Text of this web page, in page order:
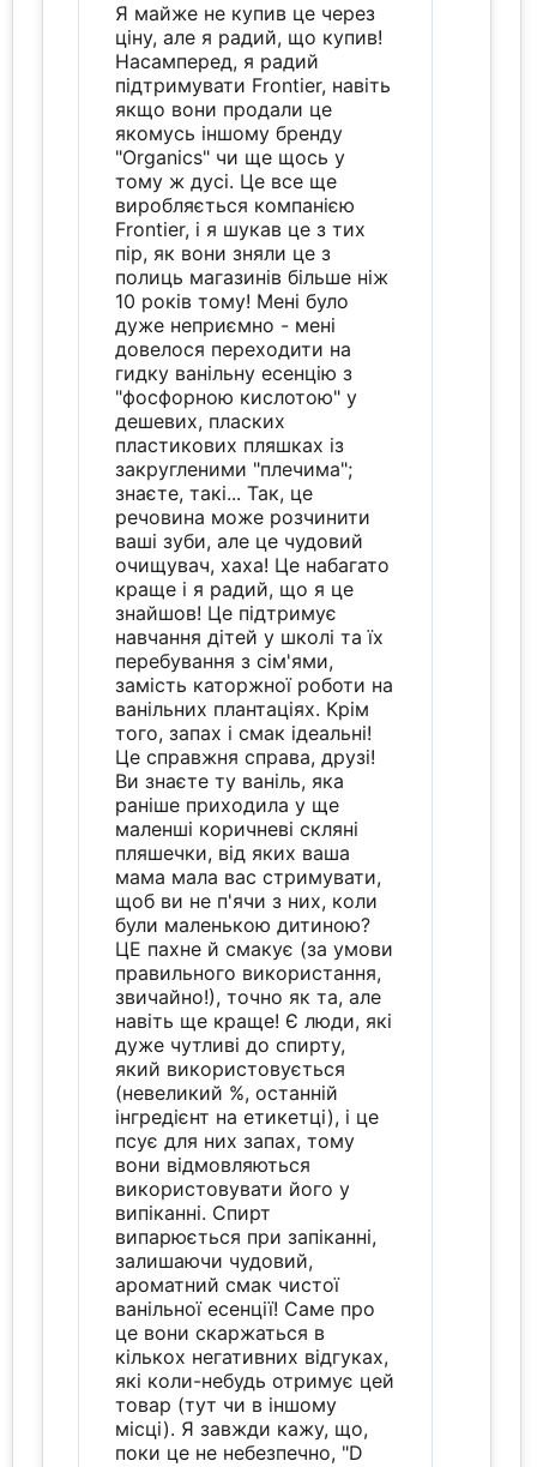
Я майже не купив це через
ціну, але я радий, що купив!
Насамперед, я радий
підтримувати Frontier, навіть
якщо вони продали це
якомусь іншому бренду
"Organics" чи ще щось у
тому ж дусі. Це все ще
виробляється компанією
Frontier, і я шукав це з тих
пір, як вони зняли це з
полиць магазинів більше ніж
10 років тому! Мені було
дуже неприємно - мені
довелося переходити на
гидку ванільну есенцію з
"фосфорною кислотою" у
дешевих, пласких
пластикових пляшках із
закругленими "плечима";
знаєте, такі... Так, це
речовина може розчинити
ваші зуби, але це чудовий
очищувач, хаха! Це набагато
краще і я радий, що я це
знайшов! Це підтримує
навчання дітей у школі та їх
перебування з сім'ями,
замість каторжної роботи на
ванільних плантаціях. Крім
того, запах і смак ідеальні!
Це справжня справа, друзі!
Ви знаєте ту ваніль, яка
раніше приходила у ще
маленші коричневі скляні
пляшечки, від яких ваша
мама мала вас стримувати,
щоб ви не п'ячи з них, коли
були маленькою дитиною?
ЦЕ пахне й смакує (за умови
правильного використання,
звичайно!), точно як та, але
навіть ще краще! Є люди, які
дуже чутливі до спирту,
який використовується
(невеликий %, останній
інгредієнт на етикетці), і це
псує для них запах, тому
вони відмовляються
використовувати його у
випіканні. Спирт
випарюється при запіканні,
залишаючи чудовий,
ароматний смак чистої
ванільної есенції! Саме про
це вони скаржаться в
кількох негативних відгуках,
які коли-небудь отримує цей
товар (тут чи в іншому
місці). Я завжди кажу, що,
поки це не небезпечно, "D